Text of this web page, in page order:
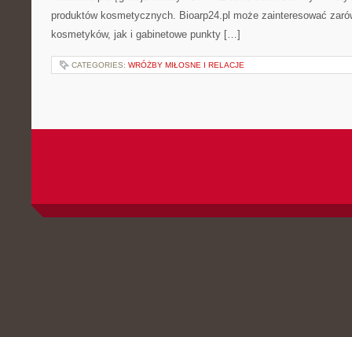
produktów kosmetycznych. Bioarp24.pl może zainteresować
kosmetyków, jak i gabinetowe punkty […]
CATEGORIES: WRÓŻBY MIŁOSNE I RELACJE